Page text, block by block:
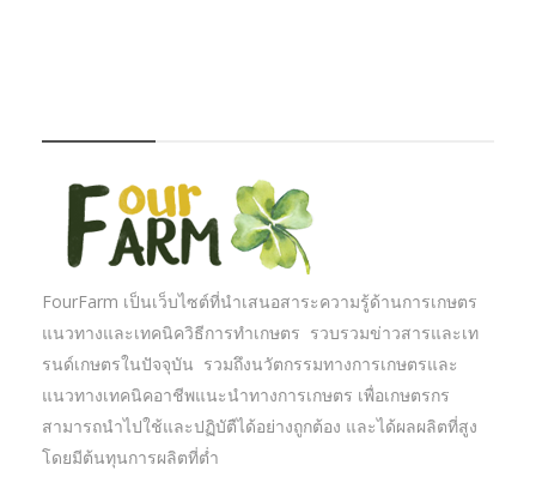
FourFarm เป็นเว็บไซต์ที่นำเสนอสาระความรู้ด้านการเกษตร
แนวทางและเทคนิควิธีการทำเกษตร รวบรวมข่าวสารและเท
รนด์เกษตรในปัจจุบัน รวมถึงนวัตกรรมทางการเกษตรและ
แนวทางเทคนิคอาชีพแนะนำทางการเกษตร เพื่อเกษตรกร
สามารถนำไปใช้และปฏิบัตืได้อย่างถูกต้อง และได้ผลผลิตที่สูง
โดยมีต้นทุนการผลิตที่ต่ำ